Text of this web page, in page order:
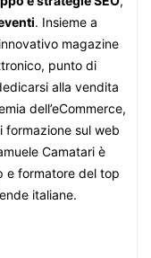
. Insieme a
magazine
punto di
alla vendita
dell’eCommerce,
formazione sul web
Camatari è
e formatore del top
italiane.